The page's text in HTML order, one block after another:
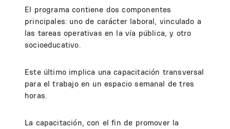
El programa contiene dos componentes
principales: uno de carácter laboral, vinculado a
las tareas operativas en la vía pública, y otro
socioeducativo.
Este último implica una capacitación transversal
para el trabajo en un espacio semanal de tres
horas.
La capacitación, con el fin de promover la